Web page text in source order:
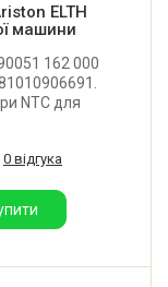
ELTH
машини
162 000
NTC для
за 20°C = 20
0 відгука